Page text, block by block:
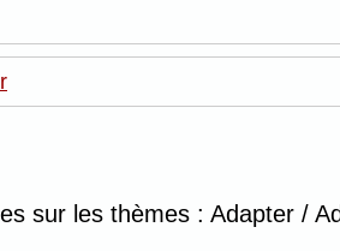
sur les thèmes : Adapter /